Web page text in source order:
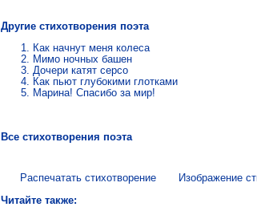
Другие стихотворения поэта
Как начнут меня колеса
Мимо ночных башен
Дочери катят серсо
Как пьют глубокими глотками
Марина! Спасибо за мир!
Все стихотворения поэта
Распечатать стихотворение
Изображение
Читайте также: